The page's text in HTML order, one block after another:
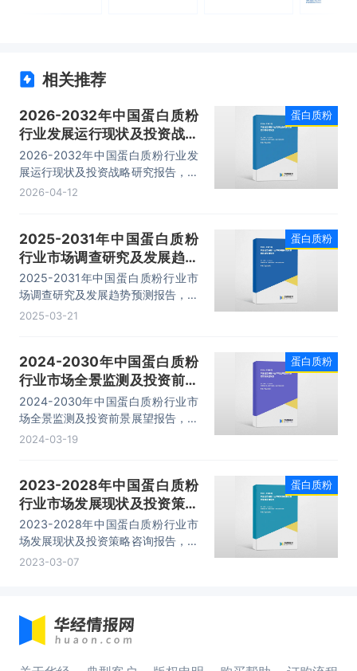
相关推荐
2026-2032年中国蛋白质粉
行业发展运行现状及投资战略
研究报告
2026-2032年中国蛋白质粉行业发
展运行现状及投资战略研究报告，主
要包括行业产业链分析、生产厂商竞
2026-04-12
蛋白质粉
2025-2031年中国蛋白质粉
行业市场调查研究及发展趋势
预测报告
2025-2031年中国蛋白质粉行业市
场调查研究及发展趋势预测报告，主
要包括行业产业链分析、生产厂商竞
2025-03-21
蛋白质粉
2024-2030年中国蛋白质粉
行业市场全景监测及投资前景
展望报告
2024-2030年中国蛋白质粉行业市
场全景监测及投资前景展望报告，主
要包括行业产业链分析、生产厂商竞
2024-03-19
蛋白质粉
2023-2028年中国蛋白质粉
行业市场发展现状及投资策略
咨询报告
2023-2028年中国蛋白质粉行业市
场发展现状及投资策略咨询报告，主
要包括行业产业链分析、生产厂商竞
2023-03-07
蛋白质粉